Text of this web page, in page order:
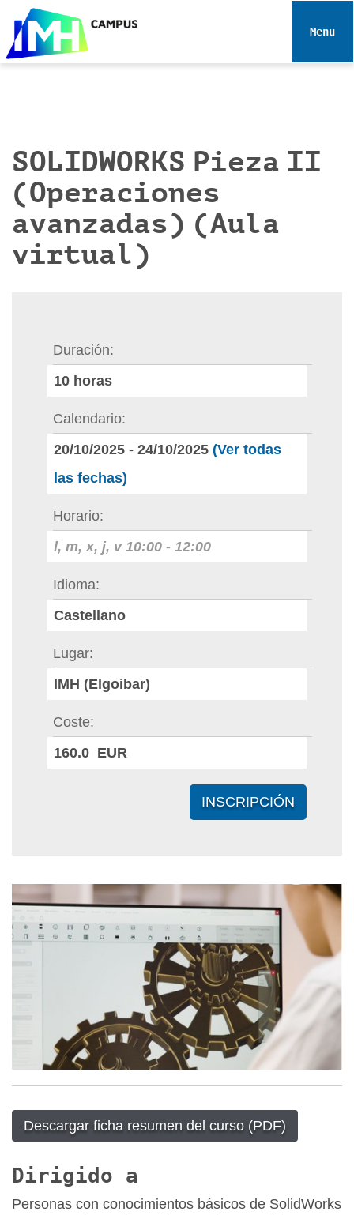
e
Toggle
SOLIDWORKS Pieza II
(Operaciones
avanzadas) (Aula
virtual)
Duración
10 horas
Calendario
20/10/2025 - 24/10/2025 (Ver todas
las fechas)
Horario
l, m, x, j, v 10:00 - 12:00
Idioma
Castellano
Lugar
IMH (Elgoibar)
Coste
160.0 EUR
INSCRIPCIÓN
Descargar ficha resumen del curso (PDF)
Dirigido a
Personas con conocimientos básicos de SolidWorks